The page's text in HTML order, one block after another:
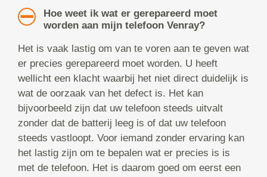
Hoe weet ik wat er gerepareerd moet
worden aan mijn telefoon Venray?
Het is vaak lastig om van te voren aan te geven wat
er precies gerepareerd moet worden. U heeft
wellicht een klacht waarbij het niet direct duidelijk is
wat de oorzaak van het defect is. Het kan
bijvoorbeeld zijn dat uw telefoon steeds uitvalt
zonder dat de batterij leeg is of dat uw telefoon
steeds vastloopt. Voor iemand zonder ervaring kan
het lastig zijn om te bepalen wat er precies is is
met de telefoon. Het is daarom goed om eerst een